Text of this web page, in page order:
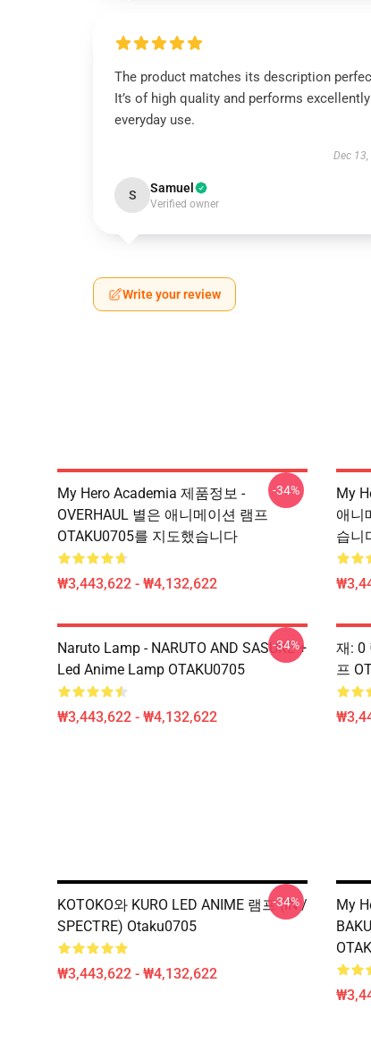
The product matches its description
It’s of high quality and performs
everyday use.
Dec
S Samuel
Verified owner
Write your review
My Hero Academia 제품정보 -
OVERHAUL 별은 애니메이션 램프
OTAKU0705를 지도했습니다
₩3,443,622 - ₩4,132,622
-34%
My
애니
습니
Naruto Lamp - NARUTO AND SASUKE +
Led Anime Lamp OTAKU0705
₩3,443,622 - ₩4,132,622
-34%
재: 0
프
KOTOKO와 KURO LED ANIME 램프 (IN /
SPECTRE) Otaku0705
₩3,443,622 - ₩4,132,622
-34%
My